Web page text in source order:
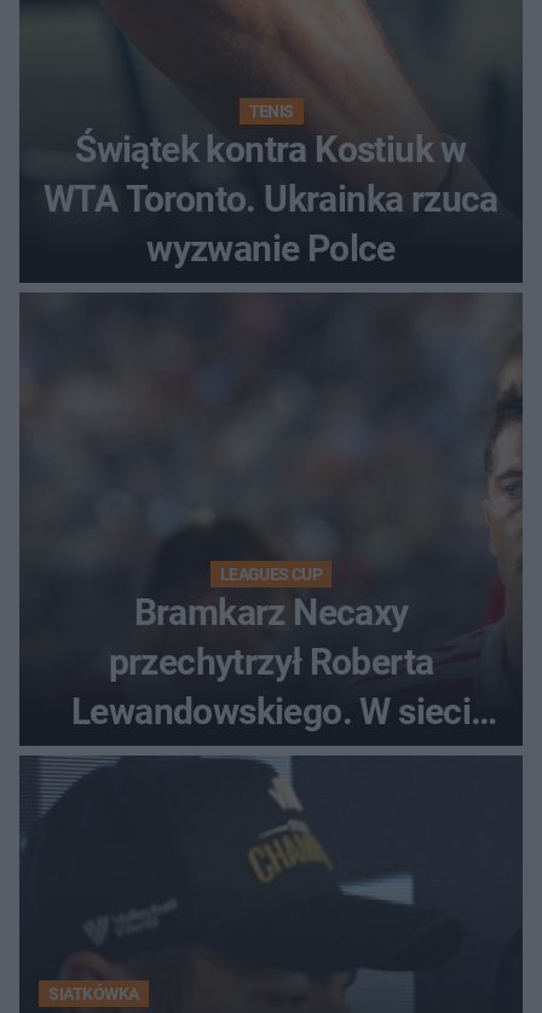
TENIS
Świątek kontra Kostiuk w
WTA Toronto. Ukrainka rzuca
wyzwanie Polce
LEAGUES CUP
Bramkarz Necaxy
przechytrzył Roberta
Lewandowskiego. W sieci
krąży wideo z tego pojedynku
SIATKÓWKA